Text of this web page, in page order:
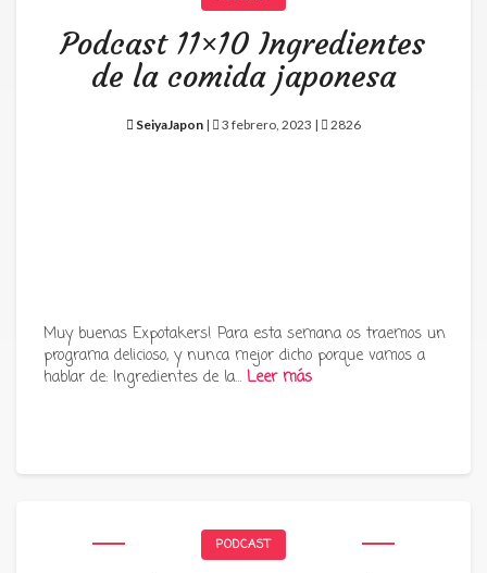
Podcast 11×10 Ingredientes
de la comida japonesa
SeiyaJapon | 3 febrero, 2023 | 2826
Muy buenas Expotakers! Para esta semana os traemos un
programa delicioso, y nunca mejor dicho porque vamos a
hablar de: Ingredientes de la… Leer más
PODCAST